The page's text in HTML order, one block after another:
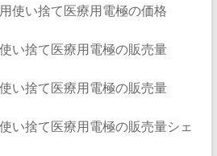
使い捨て医療用電極の価格
い捨て医療用電極の販売量
い捨て医療用電極の販売量
い捨て医療用電極の販売量シェ